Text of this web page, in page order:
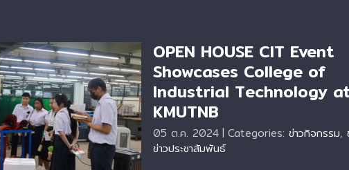
CIT Event
College of Industrial
at KMUTNB
OPEN HOUSE CIT Event
Showcases College of
Industrial Technology
KMUTNB
05 ต.ค. 2024 | Categories: ข่าวกิจกรรม,
ข่าวประชาสัมพันธ์